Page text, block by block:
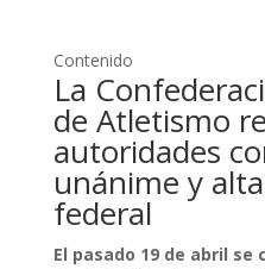
Contenido
La
de Atletismo
autoridades
unánime y
federal
El pasado 19 de abril se